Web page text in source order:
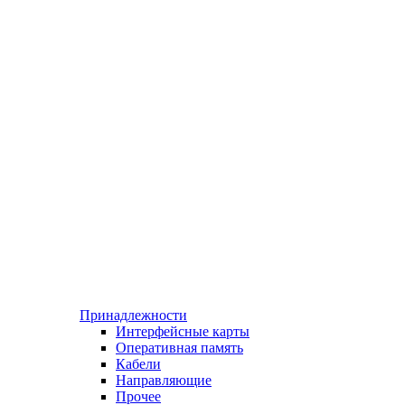
Принадлежности
Интерфейсные карты
Оперативная память
Кабели
Направляющие
Прочее